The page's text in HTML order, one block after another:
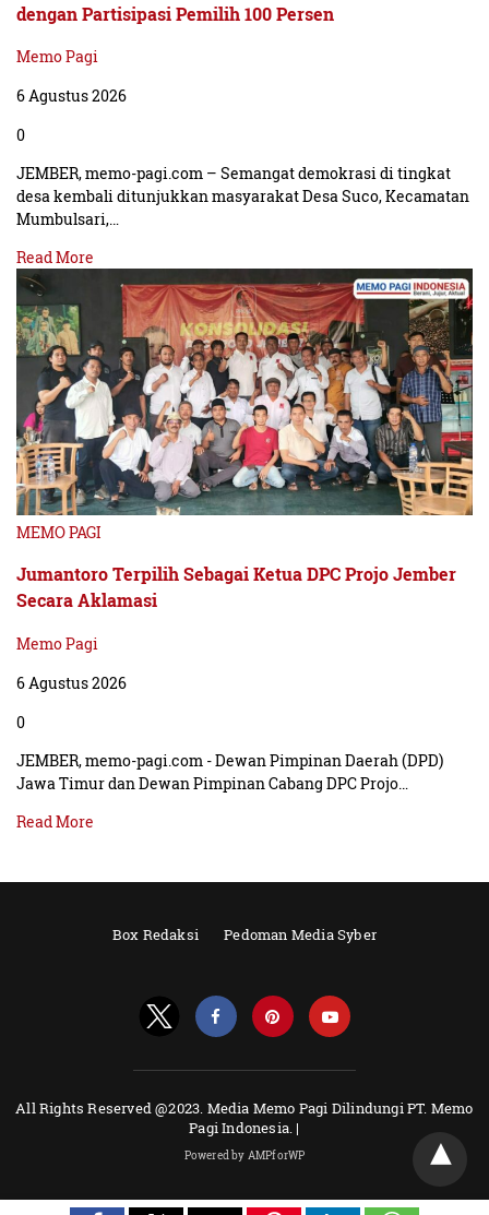
dengan Partisipasi Pemilih 100 Persen
Memo Pagi
6 Agustus 2026
0
JEMBER, memo-pagi.com – Semangat demokrasi di tingkat
desa kembali ditunjukkan masyarakat Desa Suco, Kecamatan
Mumbulsari,…
Read More
MEMO PAGI
Jumantoro Terpilih Sebagai Ketua DPC Projo Jember
Secara Aklamasi
Memo Pagi
6 Agustus 2026
0
JEMBER, memo-pagi.com - Dewan Pimpinan Daerah (DPD)
Jawa Timur dan Dewan Pimpinan Cabang DPC Projo…
Read More
Box Redaksi Pedoman Media Syber
All Rights Reserved @2023. Media Memo Pagi Dilindungi PT. Memo
Pagi Indonesia. |
Powered by AMPforWP